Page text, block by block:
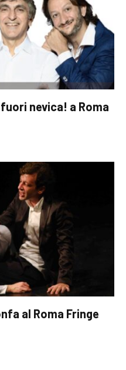
nevica! a Roma
al Roma Fringe